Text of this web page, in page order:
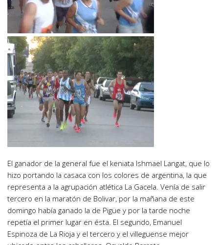
El ganador de la general fue el keniata Ishmael Langat, que lo
hizo portando la casaca con los colores de argentina, la que
representa a la agrupación atlética La Gacela. Venía de salir
tercero en la maratón de Bolivar, por la mañana de este
domingo había ganado la de Pigüe y por la tarde noche
repetía el primer lugar en ésta. El segundo, Emanuel
Espinoza de La Rioja y el tercero y el villeguense mejor